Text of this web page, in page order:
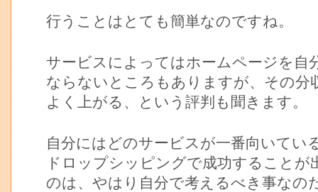
行うことはとても簡単なのですね。
サービスによってはホームページを自
ならないところもありますが、その分
よく上がる、という評判も聞きます。
自分にはどのサービスが一番向いてい
ドロップシッピングで成功することが
のは、やはり自分で考えるべき事なの